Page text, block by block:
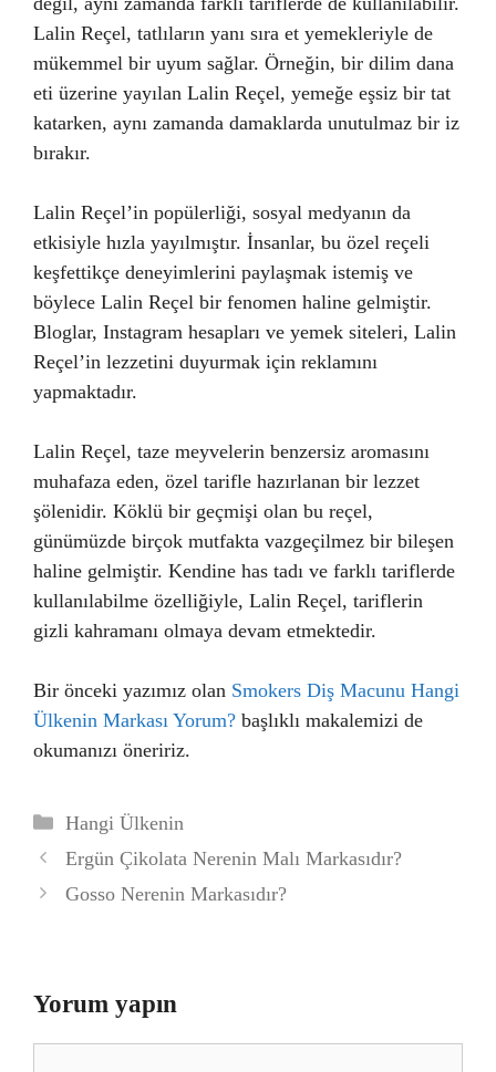
Lalin Reçel, tatlıların yanı sıra et yemekleriyle de
mükemmel bir uyum sağlar. Örneğin, bir dilim dana
eti üzerine yayılan Lalin Reçel, yemeğe eşsiz bir tat
katarken, aynı zamanda damaklarda unutulmaz bir iz
bırakır.
Lalin Reçel’in popülerliği, sosyal medyanın da
etkisiyle hızla yayılmıştır. İnsanlar, bu özel reçeli
keşfettikçe deneyimlerini paylaşmak istemiş ve
böylece Lalin Reçel bir fenomen haline gelmiştir.
Bloglar, Instagram hesapları ve yemek siteleri, Lalin
Reçel’in lezzetini duyurmak için reklamını
yapmaktadır.
Lalin Reçel, taze meyvelerin benzersiz aromasını
muhafaza eden, özel tarifle hazırlanan bir lezzet
şölenidir. Köklü bir geçmişi olan bu reçel,
günümüzde birçok mutfakta vazgeçilmez bir bileşen
haline gelmiştir. Kendine has tadı ve farklı tariflerde
kullanılabilme özelliğiyle, Lalin Reçel, tariflerin
gizli kahramanı olmaya devam etmektedir.
Bir önceki yazımız olan Smokers Diş Macunu Hangi
Ülkenin Markası Yorum? başlıklı makalemizi de
okumanızı öneririz.
Kategoriler
Hangi Ülkenin
Ergün Çikolata Nerenin Malı Markasıdır?
Gosso Nerenin Markasıdır?
Yorum yapın